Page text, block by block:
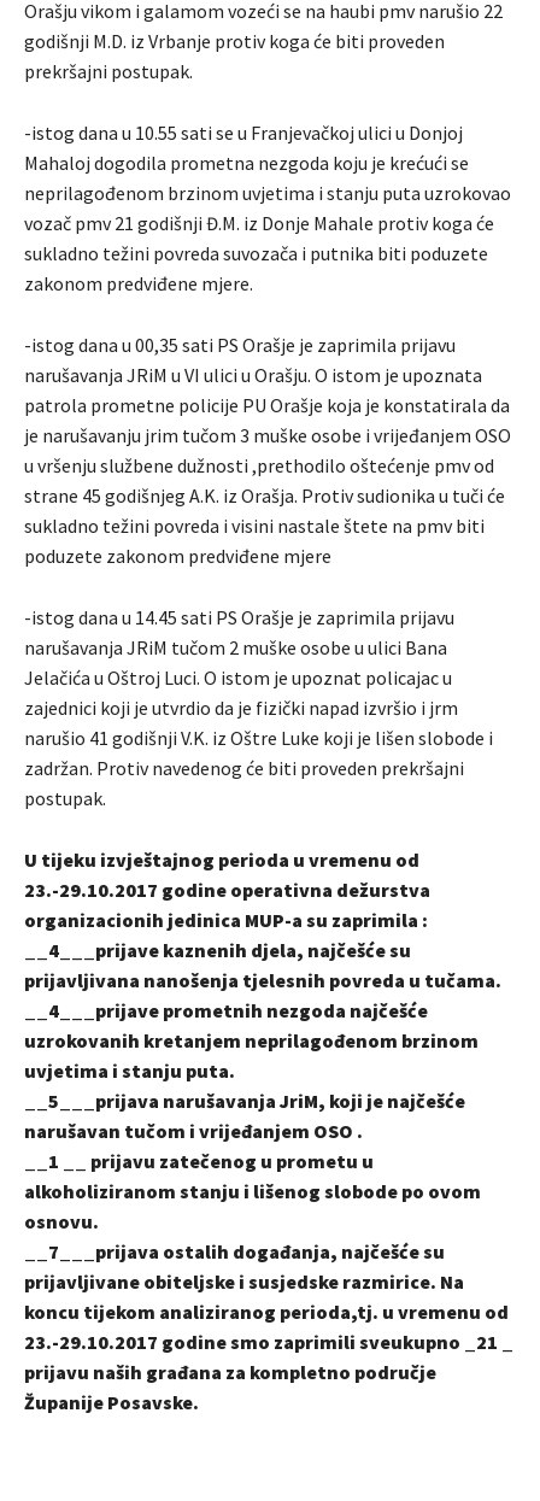
Orašju vikom i galamom vozeći se na haubi pmv narušio 22
godišnji M.D. iz Vrbanje protiv koga će biti proveden
prekršajni postupak.
-istog dana u 10.55 sati se u Franjevačkoj ulici u Donjoj
Mahaloj dogodila prometna nezgoda koju je krećući se
neprilagođenom brzinom uvjetima i stanju puta uzrokovao
vozač pmv 21 godišnji Đ.M. iz Donje Mahale protiv koga će
sukladno težini povreda suvozača i putnika biti poduzete
zakonom predviđene mjere.
-istog dana u 00,35 sati PS Orašje je zaprimila prijavu
narušavanja JRiM u VI ulici u Orašju. O istom je upoznata
patrola prometne policije PU Orašje koja je konstatirala da
je narušavanju jrim tučom 3 muške osobe i vrijeđanjem OSO
u vršenju službene dužnosti ,prethodilo oštećenje pmv od
strane 45 godišnjeg A.K. iz Orašja. Protiv sudionika u tuči će
sukladno težini povreda i visini nastale štete na pmv biti
poduzete zakonom predviđene mjere
-istog dana u 14.45 sati PS Orašje je zaprimila prijavu
narušavanja JRiM tučom 2 muške osobe u ulici Bana
Jelačića u Oštroj Luci. O istom je upoznat policajac u
zajednici koji je utvrdio da je fizički napad izvršio i jrm
narušio 41 godišnji V.K. iz Oštre Luke koji je lišen slobode i
zadržan. Protiv navedenog će biti proveden prekršajni
postupak.
U tijeku izvještajnog perioda u vremenu od
23.-29.10.2017 godine operativna dežurstva
organizacionih jedinica MUP-a su zaprimila :
__4___prijave kaznenih djela, najčešće su
prijavljivana nanošenja tjelesnih povreda u tučama.
__4___prijave prometnih nezgoda najčešće
uzrokovanih kretanjem neprilagođenom brzinom
uvjetima i stanju puta.
__5___prijava narušavanja JriM, koji je najčešće
narušavan tučom i vrijeđanjem OSO .
__1 __ prijavu zatečenog u prometu u
alkoholiziranom stanju i lišenog slobode po ovom
osnovu.
__7___prijava ostalih događanja, najčešće su
prijavljivane obiteljske i susjedske razmirice. Na
koncu tijekom analiziranog perioda,tj. u vremenu od
23.-29.10.2017 godine smo zaprimili sveukupno _21 _
prijavu naših građana za kompletno područje
Županije Posavske.